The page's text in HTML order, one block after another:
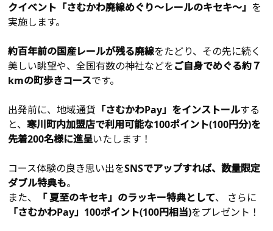
クイベント「さむかわ廃線めぐり～レールのキセキ～」 を
実施します。
約百年前の国産レールが残る廃線をたどり、その先に続く
美しい眺望や、全国有数の神社などをご自身でめぐる約７
kmの町歩きコースです。
出発前に、地域通貨 「さむかわPay」をインストールする
と、寒川町内加盟店で利用可能な100ポイント(100円分)を
先着200名様に進呈いたします！
コース体験の良き思い出をSNSでアップすれば、数量限定
ダブル特典も。
また、
「 夏至のキセキ」のラッキー特典として、 さらに
「さむかわPay」100ポイント(100円相当)をプレゼント！